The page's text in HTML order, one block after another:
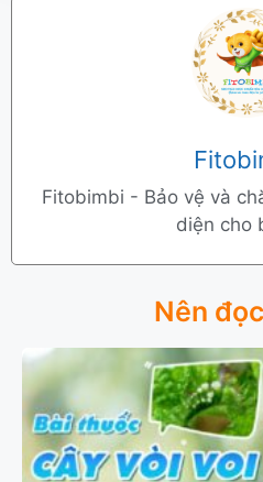
Fitobimbi - Bảo vệ và
diện cho
Nên